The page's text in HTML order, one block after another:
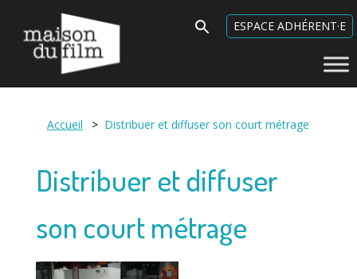
Maison du Film
Search
for:
ESPACE ADHÉRENT·E
Accueil > Distribuer et diffuser son court métrage
Distribuer et diffuser
son court métrage